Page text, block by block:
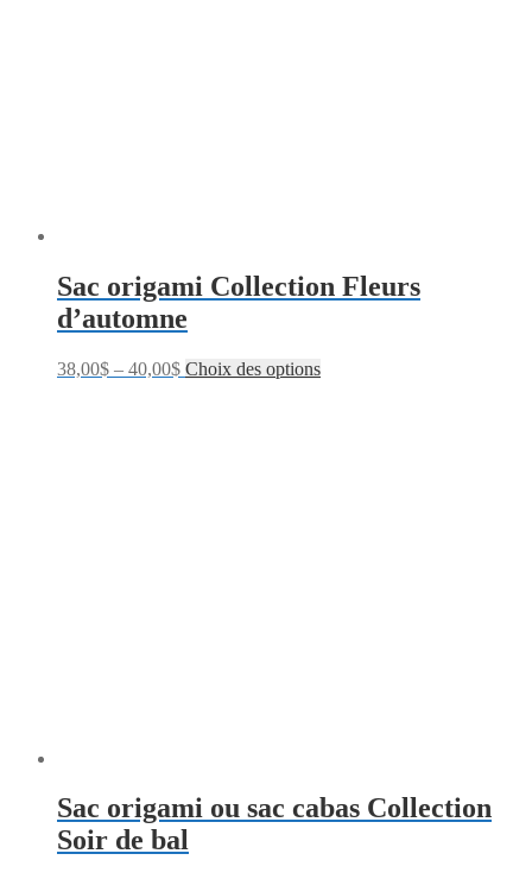
Sac origami Collection Fleurs
d’automne
38,00$ – 40,00$ Choix des options
Sac origami ou sac cabas Collection
Soir de bal